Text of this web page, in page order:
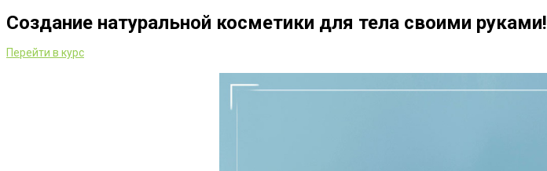
Создание натуральной косметики для тела своими руками!
Перейти в курс